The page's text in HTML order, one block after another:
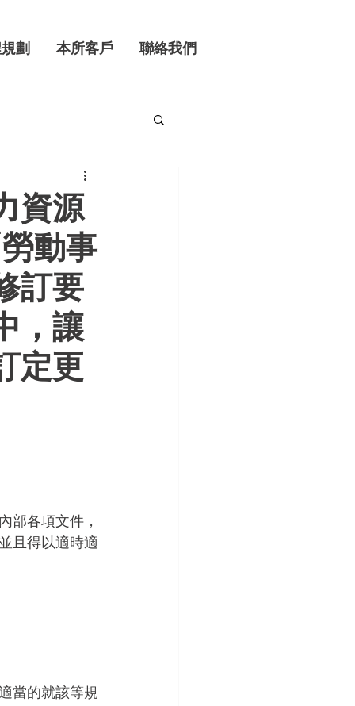
劃 本所客戶 聯絡我們
資源
動事
訂要
，讓
定更
部各項文件，
且得以適時適
當的就該等規